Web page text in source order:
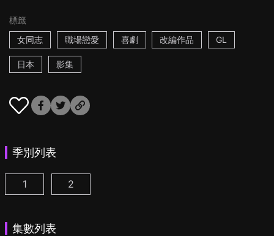
標籤
女同志
職場戀愛 喜劇 改編作品 GL
日本 影集
季別列表
彩香最愛弘子前輩 第1集
1 彩香最愛弘子前輩 第2季 第1集
2
集數列表